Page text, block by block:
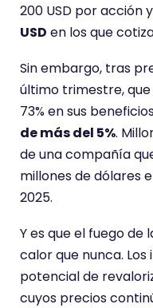
200 USD por acción
USD en los que
Sin embargo, tras
último trimestre,
73% en sus
de más del 5%.
de una compañía
millones de dólares
2025.
Y es que el fuego de
calor que nunca.
potencial de
cuyos precios